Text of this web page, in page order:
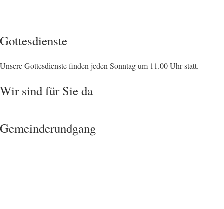
Gottesdienste
Unsere Gottesdienste finden jeden Sonntag um 11.00 Uhr statt.
Wir sind für Sie da
Gemeinderundgang